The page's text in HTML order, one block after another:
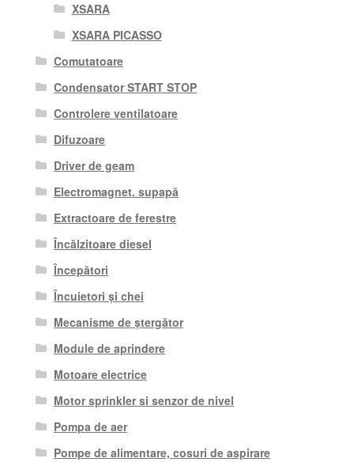
XSARA
XSARA PICASSO
Comutatoare
Condensator START STOP
Controlere ventilatoare
Difuzoare
Driver de geam
Electromagnet. supapă
Extractoare de ferestre
Încălzitoare diesel
Începători
Încuietori și chei
Mecanisme de ștergător
Module de aprindere
Motoare electrice
Motor sprinkler si senzor de nivel
Pompa de aer
Pompe de alimentare, cosuri de aspirare